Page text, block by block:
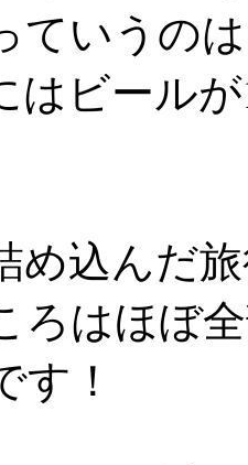
ていうの
はビール
め込んだ
ろはほぼ
す！